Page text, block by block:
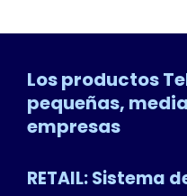
Los productos
pequeñas,
empresas
RETAIL: Sistema